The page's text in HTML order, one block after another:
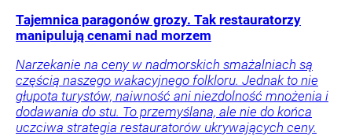
Tajemnica paragonów grozy. Tak restauratorzy
manipulują cenami nad morzem
Narzekanie na ceny w nadmorskich smażalniach są
częścią naszego wakacyjnego folkloru. Jednak to nie
głupota turystów, naiwność ani niezdolność mnożenia i
dodawania do stu. To przemyślana, ale nie do końca
uczciwa strategia restauratorów ukrywających ceny.